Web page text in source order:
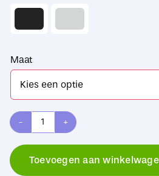
Maat
Tee
Athletic
Toevoegen aan